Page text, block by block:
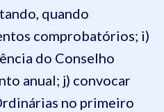
quando
comprobatórios; i)
do Conselho
anual; j) convocar
no primeiro